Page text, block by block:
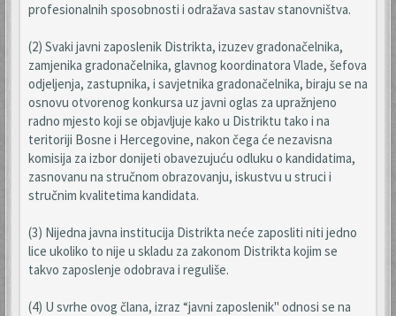
profesionalnih sposobnosti i odražava sastav stanovništva.
(2) Svaki javni zaposlenik Distrikta, izuzev gradonačelnika,
zamjenika gradonačelnika, glavnog koordinatora Vlade, šefova
odjeljenja, zastupnika, i savjetnika gradonačelnika, biraju se na
osnovu otvorenog konkursa uz javni oglas za upražnjeno
radno mjesto koji se objavljuje kako u Distriktu tako i na
teritoriji Bosne i Hercegovine, nakon čega će nezavisna
komisija za izbor donijeti obavezujuću odluku o kandidatima,
zasnovanu na stručnom obrazovanju, iskustvu u struci i
stručnim kvalitetima kandidata.
(3) Nijedna javna institucija Distrikta neće zaposliti niti jedno
lice ukoliko to nije u skladu za zakonom Distrikta kojim se
takvo zaposlenje odobrava i reguliše.
(4) U svrhe ovog člana, izraz “javni zaposlenik" odnosi se na